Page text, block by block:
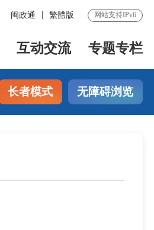
闽政通 繁體版 网站支持IPv6
互动交流 专题专栏
长者模式 无障碍浏览